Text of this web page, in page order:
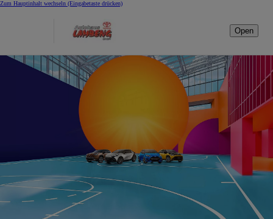
Zum Hauptinhalt wechseln (Eingabetaste drücken)
Open